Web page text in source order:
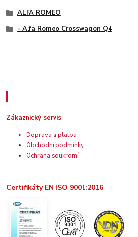
ALFA ROMEO
- Alfa Romeo Crosswagon Q4
Zákaznický servis
Doprava a platba
Obchodní podmínky
Ochrana soukromí
Certifikáty EN ISO 9001:2016